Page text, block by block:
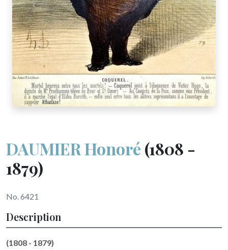
DAUMIER Honoré (1808 -
1879)
No. 6421
Description
(1808 - 1879)